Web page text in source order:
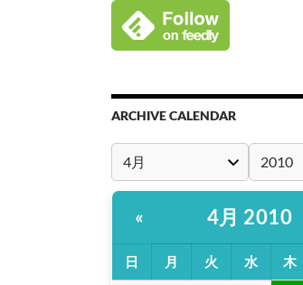
ARCHIVE CALENDAR
« 4月 2010
日 月 火 水 木